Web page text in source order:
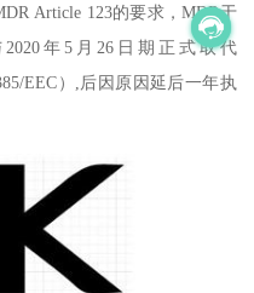
Article 123的要求，MDR于
年5月26日期正式取代
EEC）,后因原因延后一年执